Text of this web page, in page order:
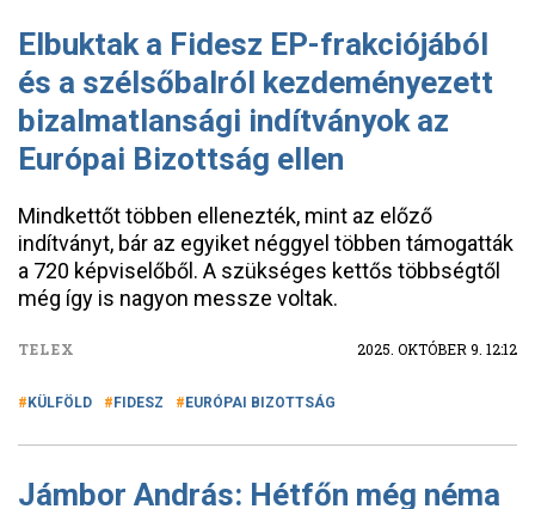
Elbuktak a Fidesz EP-frakciójából
és a szélsőbalról kezdeményezett
bizalmatlansági indítványok az
Európai Bizottság ellen
Mindkettőt többen ellenezték, mint az előző
indítványt, bár az egyiket néggyel többen támogatták
a 720 képviselőből. A szükséges kettős többségtől
még így is nagyon messze voltak.
TELEX 2025. OKTÓBER 9. 12:12
KÜLFÖLD FIDESZ EURÓPAI BIZOTTSÁG
Jámbor András: Hétfőn még néma